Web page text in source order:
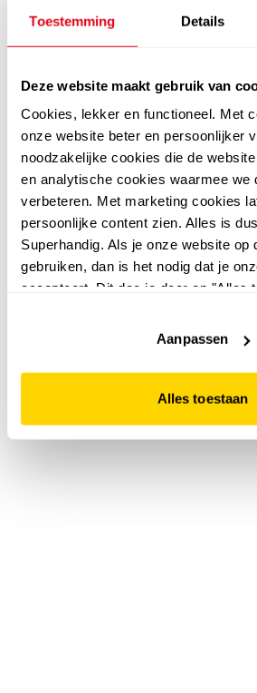
Toestemming Details
Deze website maakt gebruik van
Cookies, lekker en functioneel. Met
onze website beter en persoonlijker
noodzakelijke cookies die de
en analytische cookies waarmee we
verbeteren. Met marketing cookies
persoonlijke content zien. Alles is
Superhandig. Als je onze website op
gebruiken, dan is het nodig dat je
accepteert. Dit doe je door op "Alles
website niet optimaal functioneert.
Aanpassen
Alles toestaan